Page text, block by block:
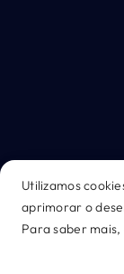
Utilizamos
aprimorar o
Para saber mais,
*Acesse o